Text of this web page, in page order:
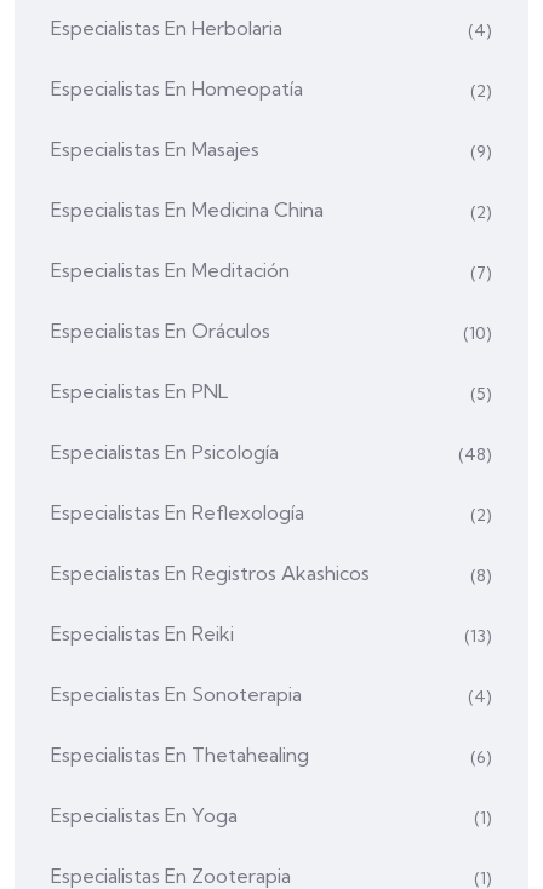
Especialistas En Herbolaria (4)
Especialistas En Homeopatía (2)
Especialistas En Masajes (9)
Especialistas En Medicina China (2)
Especialistas En Meditación (7)
Especialistas En Oráculos (10)
Especialistas En PNL (5)
Especialistas En Psicología (48)
Especialistas En Reflexología (2)
Especialistas En Registros Akashicos (8)
Especialistas En Reiki (13)
Especialistas En Sonoterapia (4)
Especialistas En Thetahealing (6)
Especialistas En Yoga (1)
Especialistas En Zooterapia (1)